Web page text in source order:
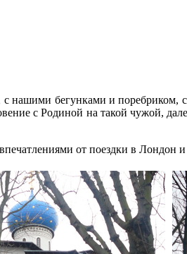
нашими бегунками и поребриком,
с Родиной на такой чужой,
от поездки в Лондон